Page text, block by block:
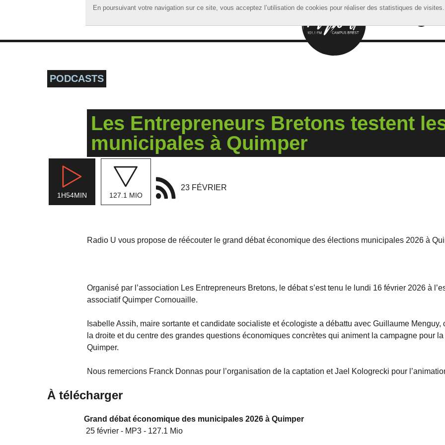
En poursuivant votre navigation sur ce site, vous acceptez l’utilisation de cookies pour réaliser des statistiques de visites.
En poursuivant votre navigation sur ce site, vous acceptez l’utilisation de cookies pour réaliser des statistiques de visites.
ACCUEIL
PODCASTS
Les Entrepreneurs Bretons testent
municipales à Quimper
1H54MIN 127.1 MIO
23 FÉVRIER
Radio U vous propose de réécouter le grand débat économique des élections municipales 2026 à
Organisé par l’association Les Entrepreneurs Bretons, le débat s’est tenu le lundi 16 février 2026 à
associatif Quimper Cornouaille.
Isabelle Assih, maire sortante et candidate socialiste et écologiste a débattu avec Guillaume Menguy,
la droite et du centre des grandes questions économiques concrètes qui animent la campagne pour
Quimper.
Nous remercions Franck Donnas pour l’organisation de la captation et Jael Kologrecki pour
À télécharger
Grand débat économique des municipales 2026 à Quimper
25 février - MP3 - 127.1 Mio